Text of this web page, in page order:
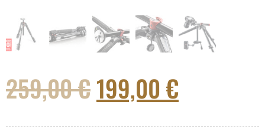
259,00€199,00 €